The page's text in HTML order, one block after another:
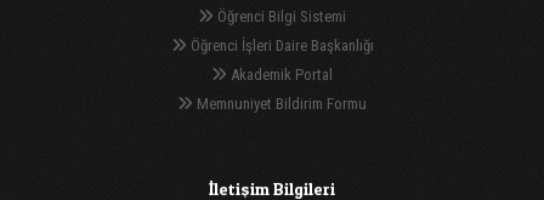
Öğrenci Bilgi Sistemi
Öğrenci İşleri Daire Başkanlığı
Akademik Portal
Memnuniyet Bildirim Formu
İletişim Bilgileri